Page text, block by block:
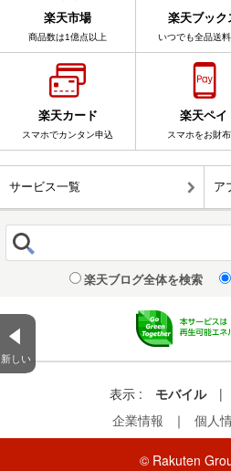
新しい
楽天市場
商品数は1億点以上
楽天ブック
いつでも全品送
楽天カード
スマホでカンタン申込
楽天ペイ
スマホをお財
サービス一覧 ア
楽天ブログ全体を検索
表示 : モバイル |
企業情報
｜ 個人
© Rakuten